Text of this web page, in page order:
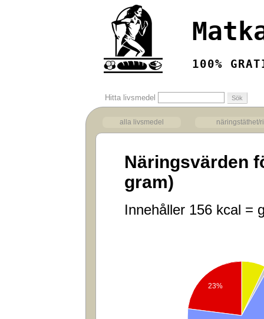
100%
Hitta livsmedel
alla livsmedel näringstäthet/
Näringsvärden
gram)
Innehåller 156 kcal =
23%